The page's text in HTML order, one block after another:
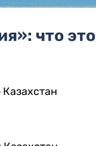
что это